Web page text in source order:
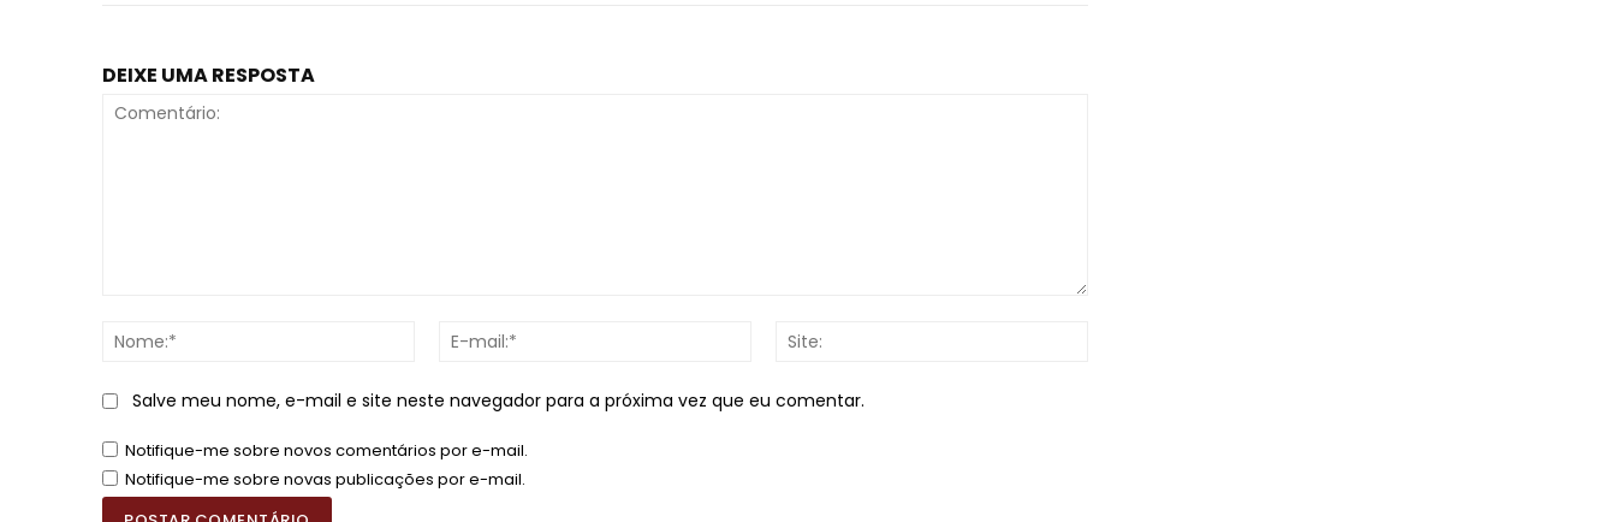
DEIXE UMA RESPOSTA
Nome:*
Salve meu nome, e-mail e site neste navegador para a próxima vez que eu comentar.
Notifique-me sobre novos comentários por e-mail.
Notifique-me sobre novas publicações por e-mail.